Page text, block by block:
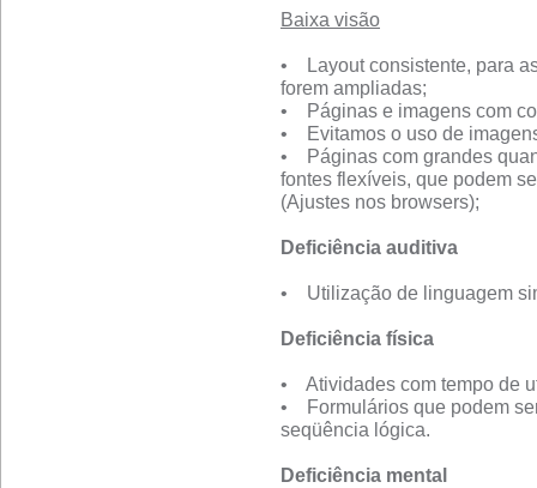
Baixa visão
• Layout consistente, para
forem ampliadas;
• Páginas e imagens com
• Evitamos o uso de
• Páginas com grandes
fontes flexíveis, que podem
(Ajustes nos browsers);
Deficiência auditiva
• Utilização de linguagem
Deficiência física
• Atividades com tempo de
• Formulários que podem
seqüência lógica.
Deficiência mental